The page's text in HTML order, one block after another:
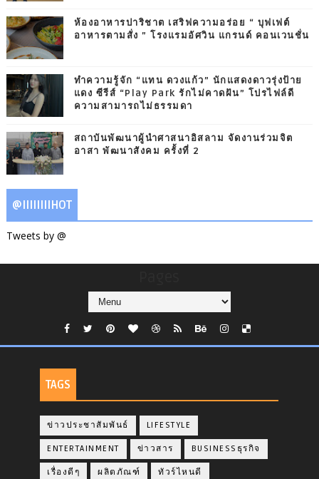
ห้องอาหารปาริชาต เสริฟความอร่อย “ บุฟเฟต์
อาหารตามสั่ง ” โรงแรมอัศวิน แกรนด์ คอนเวนชั่น
ทำความรู้จัก “แทน ดวงแก้ว” นักแสดงดาวรุ่งป้าย
แดง ซีรีส์ “Play Park รักไม่คาดฝัน” โปรไฟล์ดี
ความสามารถไม่ธรรมดา
สถาบันพัฒนาผู้นำศาสนาอิสลาม จัดงานร่วมจิต
อาสา พัฒนาสังคม ครั้งที่ 2
@IIIIIIIIHOT
Tweets by @
TAGS
ข่าวประชาสัมพันธ์ LIFESTYLE
ENTERTAINMENT ข่าวสาร BUSINESSธุรกิจ
เรื่องดีๆ ผลิตภัณฑ์ ทัวร์ไหนดี